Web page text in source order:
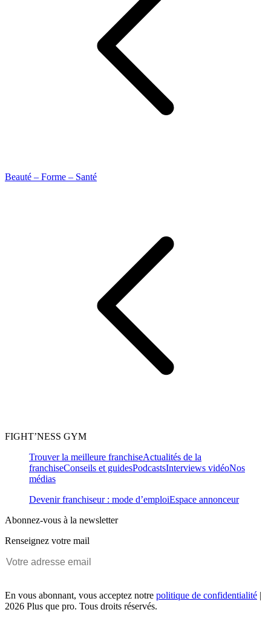
Beauté – Forme – Santé
FIGHT’NESS GYM
Trouver la meilleure franchiseActualités de la
franchiseConseils et guidesPodcastsInterviews vidéoNos
médias
Devenir franchiseur : mode d’emploiEspace annonceur
Abonnez-vous à la newsletter
Renseignez votre mail
En vous abonnant, vous acceptez notre politique de confidentialité |
2026 Plus que pro. Tous droits réservés.